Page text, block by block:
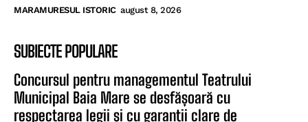
MARAMURESUL ISTORIC august 8, 2026
SUBIECTE POPULARE
Concursul pentru managementul Teatrului
Municipal Baia Mare se desfășoară cu
respectarea legii și cu garanții clare de